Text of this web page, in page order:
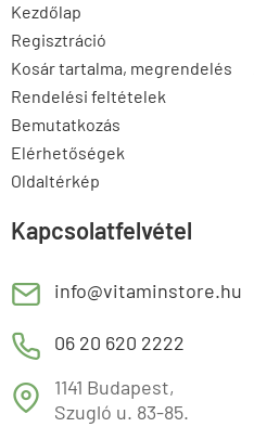
Kezdőlap
Regisztráció
Kosár tartalma, megrendelés
Rendelési feltételek
Bemutatkozás
Elérhetőségek
Oldaltérkép
Kapcsolatfelvétel
E info@vitaminstore.hu
M 06 20 620 2222
T
1141 Budapest,
Szugló u. 83-85.